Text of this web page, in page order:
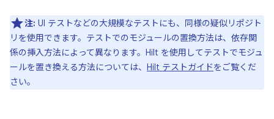
注: UI テストなどの大規模なテストにも、同様の疑似リポジト
リを使用できます。テストでのモジュールの置換方法は、依存関
係の挿入方法によって異なります。Hilt を使用してテストでモジュ
ールを置き換える方法については、 Hilt テストガイドをご覧くだ
さい。